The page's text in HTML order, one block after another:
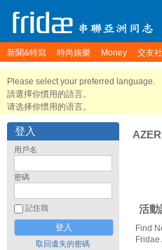
新聞&特寫 時尚娛樂 Money 交友
Please select your preferred language.
請選擇你慣用的語言。
请选择你惯用的语言。
登入
用戶名
密碼
記住我
取回遺失的密碼
活動
Find